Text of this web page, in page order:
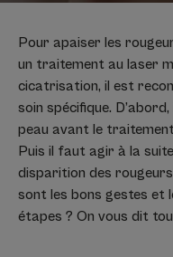
Pour apaiser les
un traitement au laser
cicatrisation, il est
soin spécifique.
peau avant le
Puis il faut agir à la
disparition des
sont les bons gestes et
étapes ? On vous dit